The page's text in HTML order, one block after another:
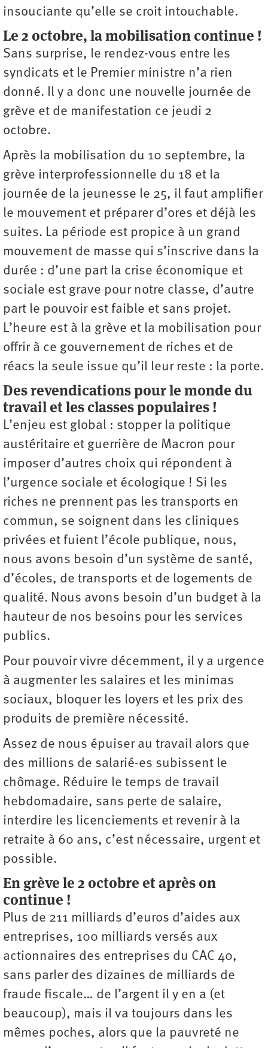
insouciante qu’elle se croit intouchable.
Le 2 octobre, la mobilisation continue !
Sans surprise, le rendez-vous entre les
syndicats et le Premier ministre n’a rien
donné. Il y a donc une nouvelle journée de
grève et de manifestation ce jeudi 2
octobre.
Après la mobilisation du 10 septembre, la
grève interprofessionnelle du 18 et la
journée de la jeunesse le 25, il faut amplifier
le mouvement et préparer d’ores et déjà les
suites. La période est propice à un grand
mouvement de masse qui s’inscrive dans la
durée : d’une part la crise économique et
sociale est grave pour notre classe, d’autre
part le pouvoir est faible et sans projet.
L’heure est à la grève et la mobilisation pour
offrir à ce gouvernement de riches et de
réacs la seule issue qu’il leur reste : la porte.
Des revendications pour le monde du
travail et les classes populaires !
L’enjeu est global : stopper la politique
austéritaire et guerrière de Macron pour
imposer d’autres choix qui répondent à
l’urgence sociale et écologique ! Si les
riches ne prennent pas les transports en
commun, se soignent dans les cliniques
privées et fuient l’école publique, nous,
nous avons besoin d’un système de santé,
d’écoles, de transports et de logements de
qualité. Nous avons besoin d’un budget à la
hauteur de nos besoins pour les services
publics.
Pour pouvoir vivre décemment, il y a urgence
à augmenter les salaires et les minimas
sociaux, bloquer les loyers et les prix des
produits de première nécessité.
Assez de nous épuiser au travail alors que
des millions de salarié-es subissent le
chômage. Réduire le temps de travail
hebdomadaire, sans perte de salaire,
interdire les licenciements et revenir à la
retraite à 60 ans, c’est nécessaire, urgent et
possible.
En grève le 2 octobre et après on
continue !
Plus de 211 milliards d’euros d’aides aux
entreprises, 100 milliards versés aux
actionnaires des entreprises du CAC 40,
sans parler des dizaines de milliards de
fraude fiscale… de l’argent il y en a (et
beaucoup), mais il va toujours dans les
mêmes poches, alors que la pauvreté ne